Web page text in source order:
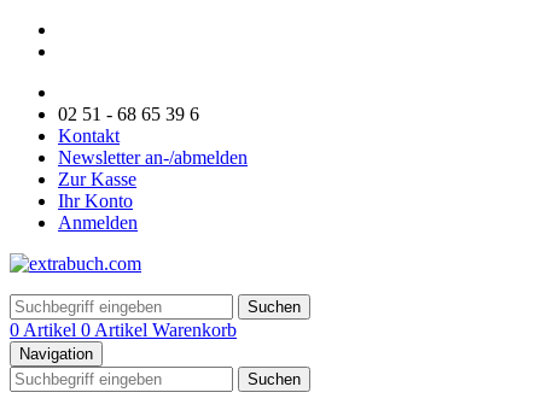
02 51 - 68 65 39 6
Kontakt
Newsletter an-/abmelden
Zur Kasse
Ihr Konto
Anmelden
Suchen
0 Artikel 0 Artikel Warenkorb
Navigation
Suchen